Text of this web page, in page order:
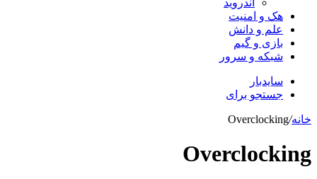
اندروید
هک و امنیت
علم و دانش
بازی و گیم
شبکه و سرور
سایدبار
جستجو برای
خانه/
Overclocking
Overclocking